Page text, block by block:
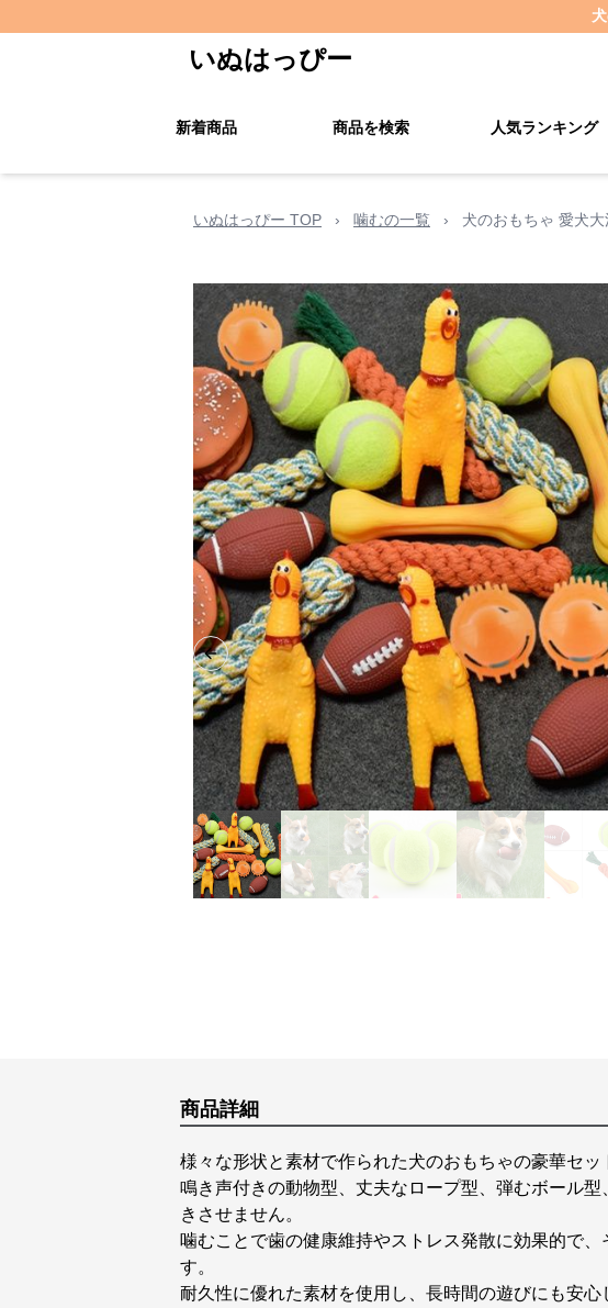
いぬはっぴー
新着商品 商品を検索 人気ランキング
いぬはっぴー TOP › 噛むの一覧 › 犬のおもちゃ 愛犬
Previous slide
商品詳細
様々な形状と素材で作られた犬のおもちゃの豪華セッ
鳴き声付きの動物型、丈夫なロープ型、弾むボール
きさせません。
噛むことで歯の健康維持やストレス発散に効果的で
す。
耐久性に優れた素材を使用し、長時間の遊びにも安心